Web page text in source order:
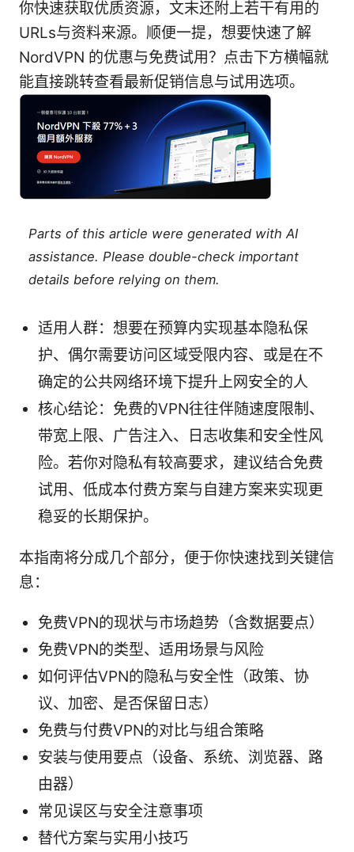
你快速获取优质资源，文末还附上若干有用的
URLs与资料来源。顺便一提，想要快速了解
NordVPN 的优惠与免费试用？点击下方横幅就
能直接跳转查看最新促销信息与试用选项。
Parts of this article were generated with AI
assistance. Please double-check important
details before relying on them.
适用人群：想要在预算内实现基本隐私保
护、偶尔需要访问区域受限内容、或是在不
确定的公共网络环境下提升上网安全的人
核心结论：免费的VPN往往伴随速度限制、
带宽上限、广告注入、日志收集和安全性风
险。若你对隐私有较高要求，建议结合免费
试用、低成本付费方案与自建方案来实现更
稳妥的长期保护。
本指南将分成几个部分，便于你快速找到关键信
息：
免费VPN的现状与市场趋势（含数据要点）
免费VPN的类型、适用场景与风险
如何评估VPN的隐私与安全性（政策、协
议、加密、是否保留日志）
免费与付费VPN的对比与组合策略
安装与使用要点（设备、系统、浏览器、路
由器）
常见误区与安全注意事项
替代方案与实用小技巧